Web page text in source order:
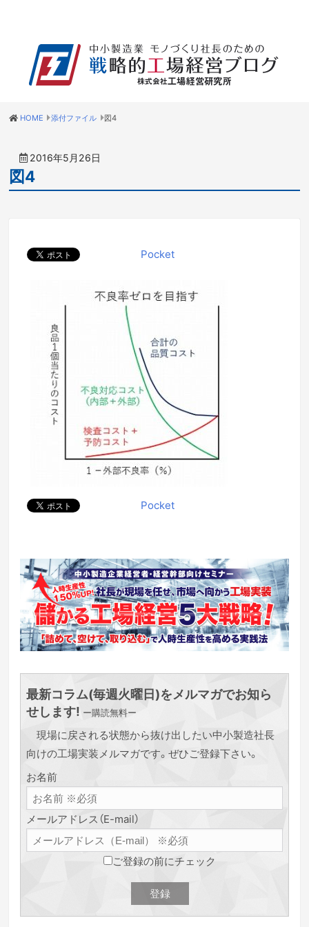
HOME 添付ファイル 図4
2016年5月26日
図4
Pocket
Pocket
最新コラム(毎週火曜日)をメルマガでお知ら
せします! ー購読無料ー
現場に戻される状態から抜け出したい中小製造社長
向けの工場実装メルマガです。ぜひご登録下さい。
お名前
メールアドレス（E-mail）
ご登録の前にチェック